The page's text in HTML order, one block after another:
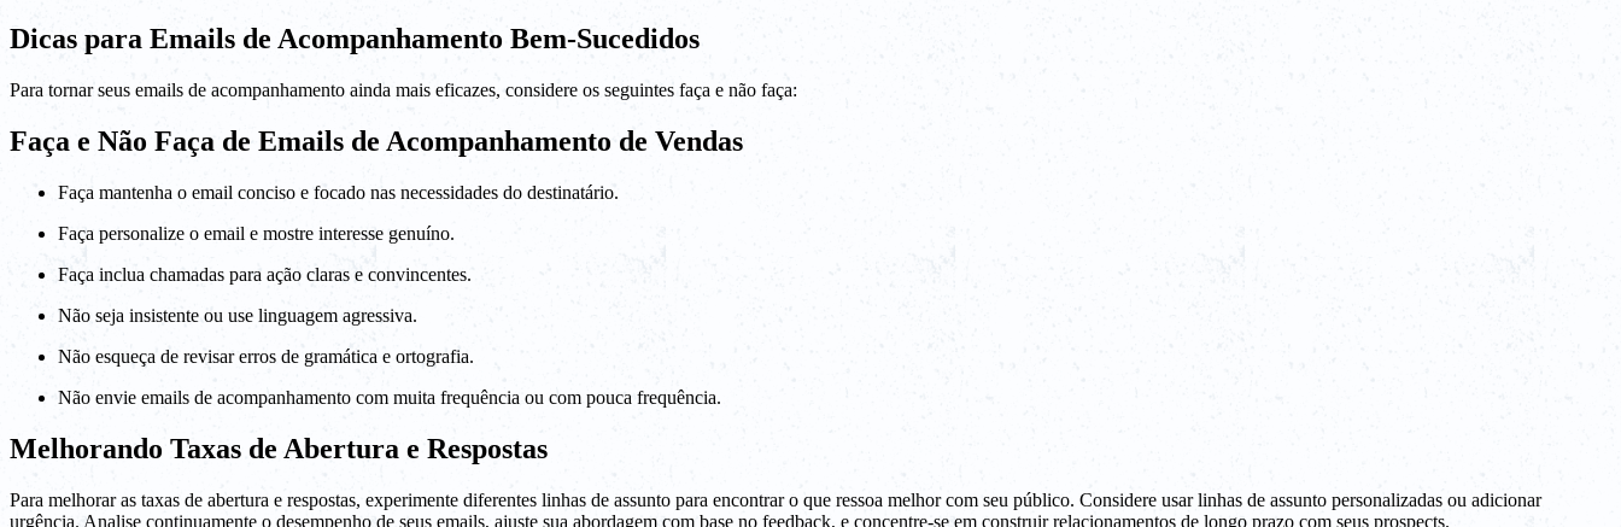
Dicas para Emails de Acompanhamento Bem-Sucedidos
Para tornar seus emails de acompanhamento ainda mais eficazes, considere os seguintes faça e não faça:
Faça e Não Faça de Emails de Acompanhamento de Vendas
Faça mantenha o email conciso e focado nas necessidades do destinatário.
Faça personalize o email e mostre interesse genuíno.
Faça inclua chamadas para ação claras e convincentes.
Não seja insistente ou use linguagem agressiva.
Não esqueça de revisar erros de gramática e ortografia.
Não envie emails de acompanhamento com muita frequência ou com pouca frequência.
Melhorando Taxas de Abertura e Respostas
Para melhorar as taxas de abertura e respostas, experimente diferentes linhas de assunto para encontrar o que ressoa melhor com seu público. Considere usar linhas de assunto personalizadas ou adicionar
urgência. Analise continuamente o desempenho de seus emails, ajuste sua abordagem com base no feedback, e concentre-se em construir relacionamentos de longo prazo com seus prospects.